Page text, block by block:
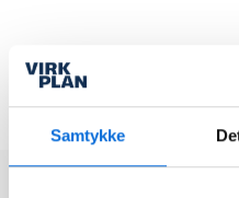
Samtykke